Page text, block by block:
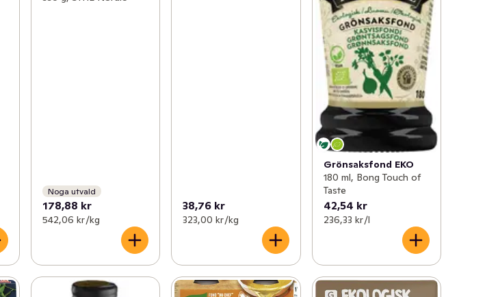
Noga utvald
178,88 kr
542,06 kr /kg
38,76 kr
323,00 kr /kg
Grönsaksfond EKO
180 ml, Bong Touch of
Taste
42,54 kr
236,33 kr /l